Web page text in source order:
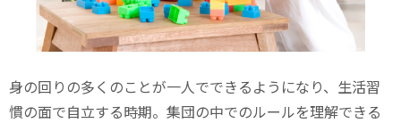
身の回りの多くのことが一人でできるようになり、生活習
慣の面で自立する時期。集団の中でのルールを理解できる